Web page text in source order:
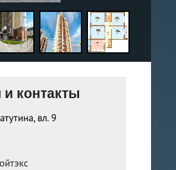
контакты
вл. 9